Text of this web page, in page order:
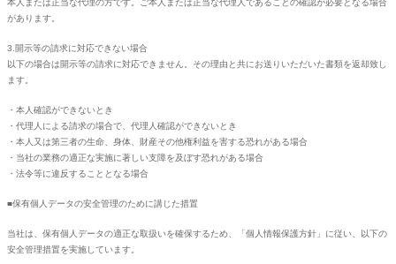
本人または正当な代理の方です。ご本人または正当な代理人であることの確認が必要となる場合
があります。
3.開示等の請求に対応できない場合
以下の場合は開示等の請求に対応できません。その理由と共にお送りいただいた書類を返却致し
ます。
・本人確認ができないとき
・代理人による請求の場合で、代理人確認ができないとき
・本人又は第三者の生命、身体、財産その他権利益を害する恐れがある場合
・当社の業務の適正な実施に著しい支障を及ぼす恐れがある場合
・法令等に違反することとなる場合
■保有個人データの安全管理のために講じた措置
当社は、保有個人データの適正な取扱いを確保するため、「個人情報保護方針」に従い、以下の
安全管理措置を実施しています。